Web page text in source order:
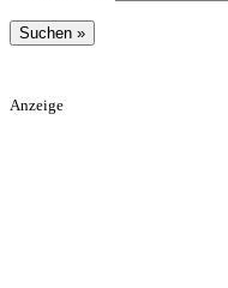
Anzeige